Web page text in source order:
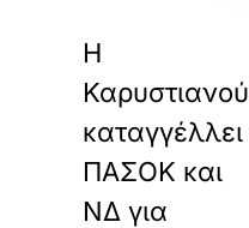
Η
Καρυστιανού
καταγγέλλει
ΠΑΣΟΚ και
ΝΔ για